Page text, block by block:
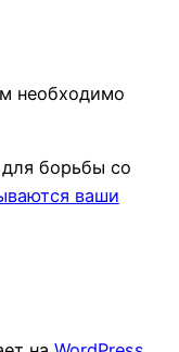
необходимо
для борьбы со
ваши